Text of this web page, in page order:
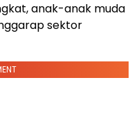
anak-anak muda
sektor